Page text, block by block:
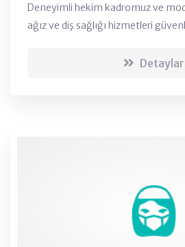
Deneyimli hekim kadromuz ve
ağız ve diş sağlığı hizmetleri
Detaylar